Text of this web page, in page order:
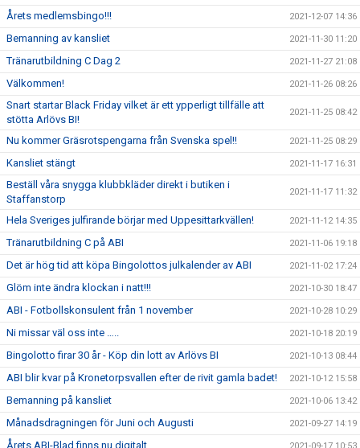
Årets medlemsbingo!!! 2021-12-07 14:36
Bemanning av kansliet 2021-11-30 11:20
Tränarutbildning C Dag 2 2021-11-27 21:08
Välkommen! 2021-11-26 08:26
Snart startar Black Friday vilket är ett ypperligt tillfälle att
stötta Arlövs BI!
2021-11-25 08:42
Nu kommer Gräsrotspengarna från Svenska spel!! 2021-11-25 08:29
Kansliet stängt 2021-11-17 16:31
Beställ våra snygga klubbkläder direkt i butiken i
Staffanstorp
2021-11-17 11:32
Hela Sveriges julfirande börjar med Uppesittarkvällen! 2021-11-12 14:35
Tränarutbildning C på ABI 2021-11-06 19:18
Det är hög tid att köpa Bingolottos julkalender av ABI 2021-11-02 17:24
Glöm inte ändra klockan i natt!!! 2021-10-30 18:47
ABI - Fotbollskonsulent från 1 november 2021-10-28 10:29
Ni missar väl oss inte ….. 2021-10-18 20:19
Bingolotto firar 30 år - Köp din lott av Arlövs BI 2021-10-13 08:44
ABI blir kvar på Kronetorpsvallen efter de rivit gamla badet! 2021-10-12 15:58
Bemanning på kansliet 2021-10-06 13:42
Månadsdragningen för Juni och Augusti 2021-09-27 14:19
Årets ABI-Blad finns nu digitalt 2021-09-17 10:53